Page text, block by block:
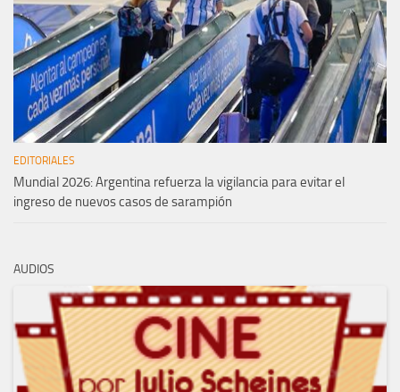
EDITORIALES
Mundial 2026: Argentina refuerza la vigilancia para evitar el
ingreso de nuevos casos de sarampión
AUDIOS